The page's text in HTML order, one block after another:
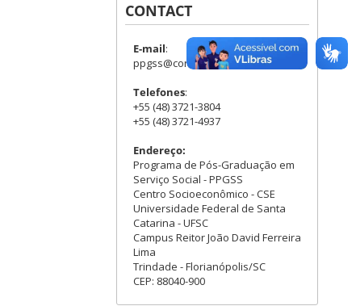
CONTACT
E-mail:
ppgss@contato.ufsc.br
Telefones:
+55 (48) 3721-3804
+55 (48) 3721-4937
Endereço:
Programa de Pós-Graduação em
Serviço Social - PPGSS
Centro Socioeconômico - CSE
Universidade Federal de Santa
Catarina - UFSC
Campus Reitor João David Ferreira
Lima
Trindade - Florianópolis/SC
CEP: 88040-900